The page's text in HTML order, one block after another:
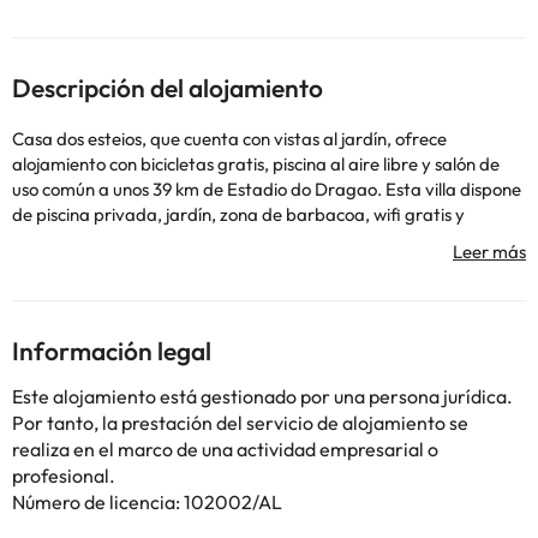
Descripción del alojamiento
Casa dos esteios, que cuenta con vistas al jardín, ofrece
alojamiento con bicicletas gratis, piscina al aire libre y salón de
uso común a unos 39 km de Estadio do Dragao. Esta villa dispone
de piscina privada, jardín, zona de barbacoa, wifi gratis y
ciclismo. Museo FC Porto está a 40 km del alojamiento, y Sao
Bento Metro Station está a 41 km. El aeropuerto más cercano
(Aeropuerto de Oporto-Francisco Sá Carneiro) está a 44 km del
alojamiento, que ofrece servicio de traslado de pago para ir o
volver del aeropuerto.
En este alojamiento no se pueden celebrar despedidas de soltero
o soltera ni fiestas similares. Se pedirá un depósito por daños de
EUR 250 a la llegada. Se efectuará en efectivo. Se te devolverá
Información legal
Este alojamiento está gestionado por una persona jurídica.
Por tanto, la prestación del servicio de alojamiento se
realiza en el marco de una actividad empresarial o
profesional.
Número de licencia: 102002/AL